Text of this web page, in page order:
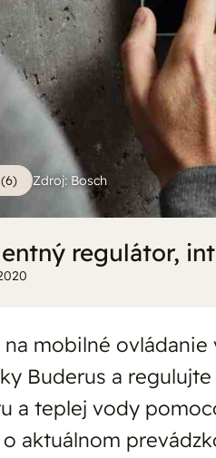
Zdroj: Bosch
regulátor,
mobilné ovládanie
Buderus a
a teplej vody
aktuálnom